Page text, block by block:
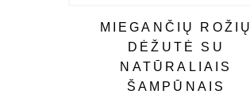
MIEGANČIŲ ROŽIŲ
DĖŽUTĖ SU
NATŪRALIAIS
ŠAMPŪNAIS